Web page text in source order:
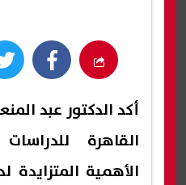
أكد الدكتور عبد
القاهرة
الأهمية المتزايدة